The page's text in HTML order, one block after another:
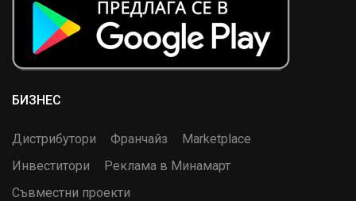
БИЗНЕС
Дистрибутори Франчайз
Marketplace
Инвеститори
Реклама в Минамарт
Съвместни проекти